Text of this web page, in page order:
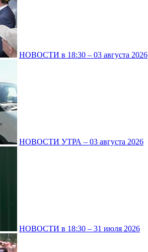
НОВОСТИ в 18:30 – 03 августа 2026
НОВОСТИ УТРА – 03 августа 2026
НОВОСТИ в 18:30 – 31 июля 2026